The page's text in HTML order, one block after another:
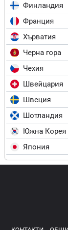
Финландия
Франция
Хърватия
Черна гора
Чехия
Швейцария
Швеция
Шотландия
Южна Корея
Япония